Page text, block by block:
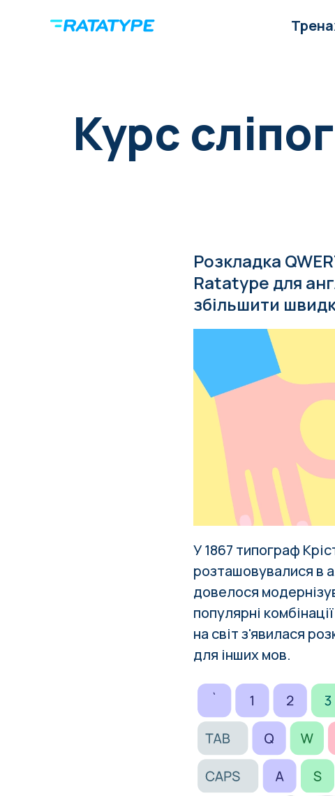
Курс
Розкладка
Ratatype для
збільшити
У 1867 типограф
розташовувалися в
довелося
популярні
на світ з'явилася
для інших мов.